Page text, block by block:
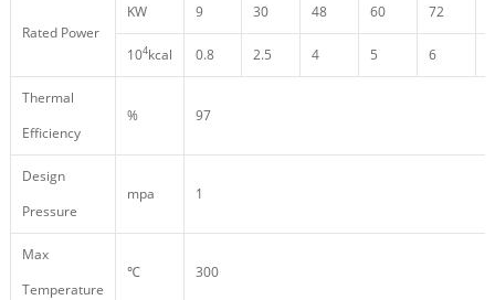
Rated Power
KW 9 30 48 60 72
104kcal 0.8 2.5 4 5 6
Thermal
Efficiency
% 97
Design
Pressure
mpa 1
Max
Temperature
℃ 300